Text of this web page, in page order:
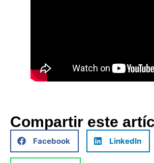
Compartir este
Facebook LinkedIn